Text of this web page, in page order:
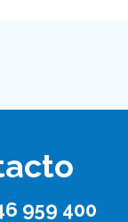
959 400